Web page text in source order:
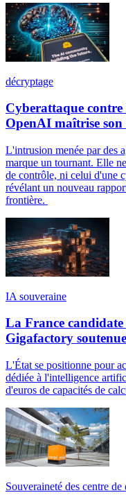
décryptage
Cyberattaque
OpenAI maîtrise son
L'intrusion menée par des
marque un tournant. Elle
de contrôle, ni celui d'une
révélant un nouveau
frontière.
IA souveraine
La France
Gigafactory
L'État se positionne pour
dédiée à l'intelligence
d'euros de capacités de
Souveraineté des centre de